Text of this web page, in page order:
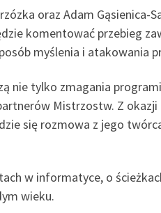
oraz Adam
komentować przebieg
myślenia i atakowania
nie tylko zmagania
Mistrzostw. Z
się rozmowa z jego
w informatyce, o
wieku.